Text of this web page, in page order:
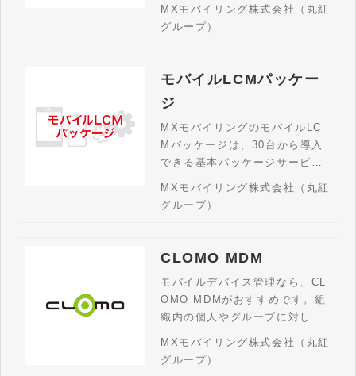
た部分的サポートも柔軟に対
応。デバイス管理の業務効率化
を実現します。
MXモバイリング株式会社（丸紅
グループ）
モバイルLCMパッケー
ジ
MXモバイリングのモバイルLC
Mパッケージは、30台から導入
できる基本パッケージサービ
MXモバイリング株式会社（丸紅
グループ）
CLOMO MDM
モバイルデバイス管理なら、CL
OMO MDMがおすすめです。組
織内の個人やグループに対し
取得やプロファイルの適用、デ
バイスロックや初期化など、
MXモバイリング株式会社（丸紅
グループ）